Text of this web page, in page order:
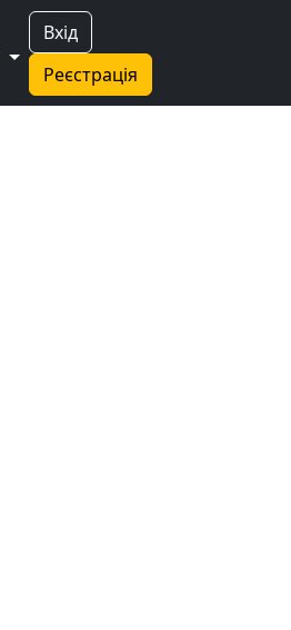
Вхід
Реєстрація